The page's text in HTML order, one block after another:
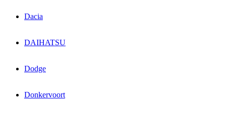
Dacia
DAIHATSU
Dodge
Donkervoort